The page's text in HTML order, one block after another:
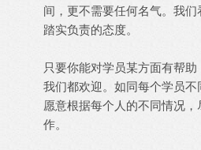
间，更不需要任何名气。我
踏实负责的态度。
只要你能对学员某方面有帮助
我们都欢迎。如同每个学员
愿意根据每个人的不同情况
作。